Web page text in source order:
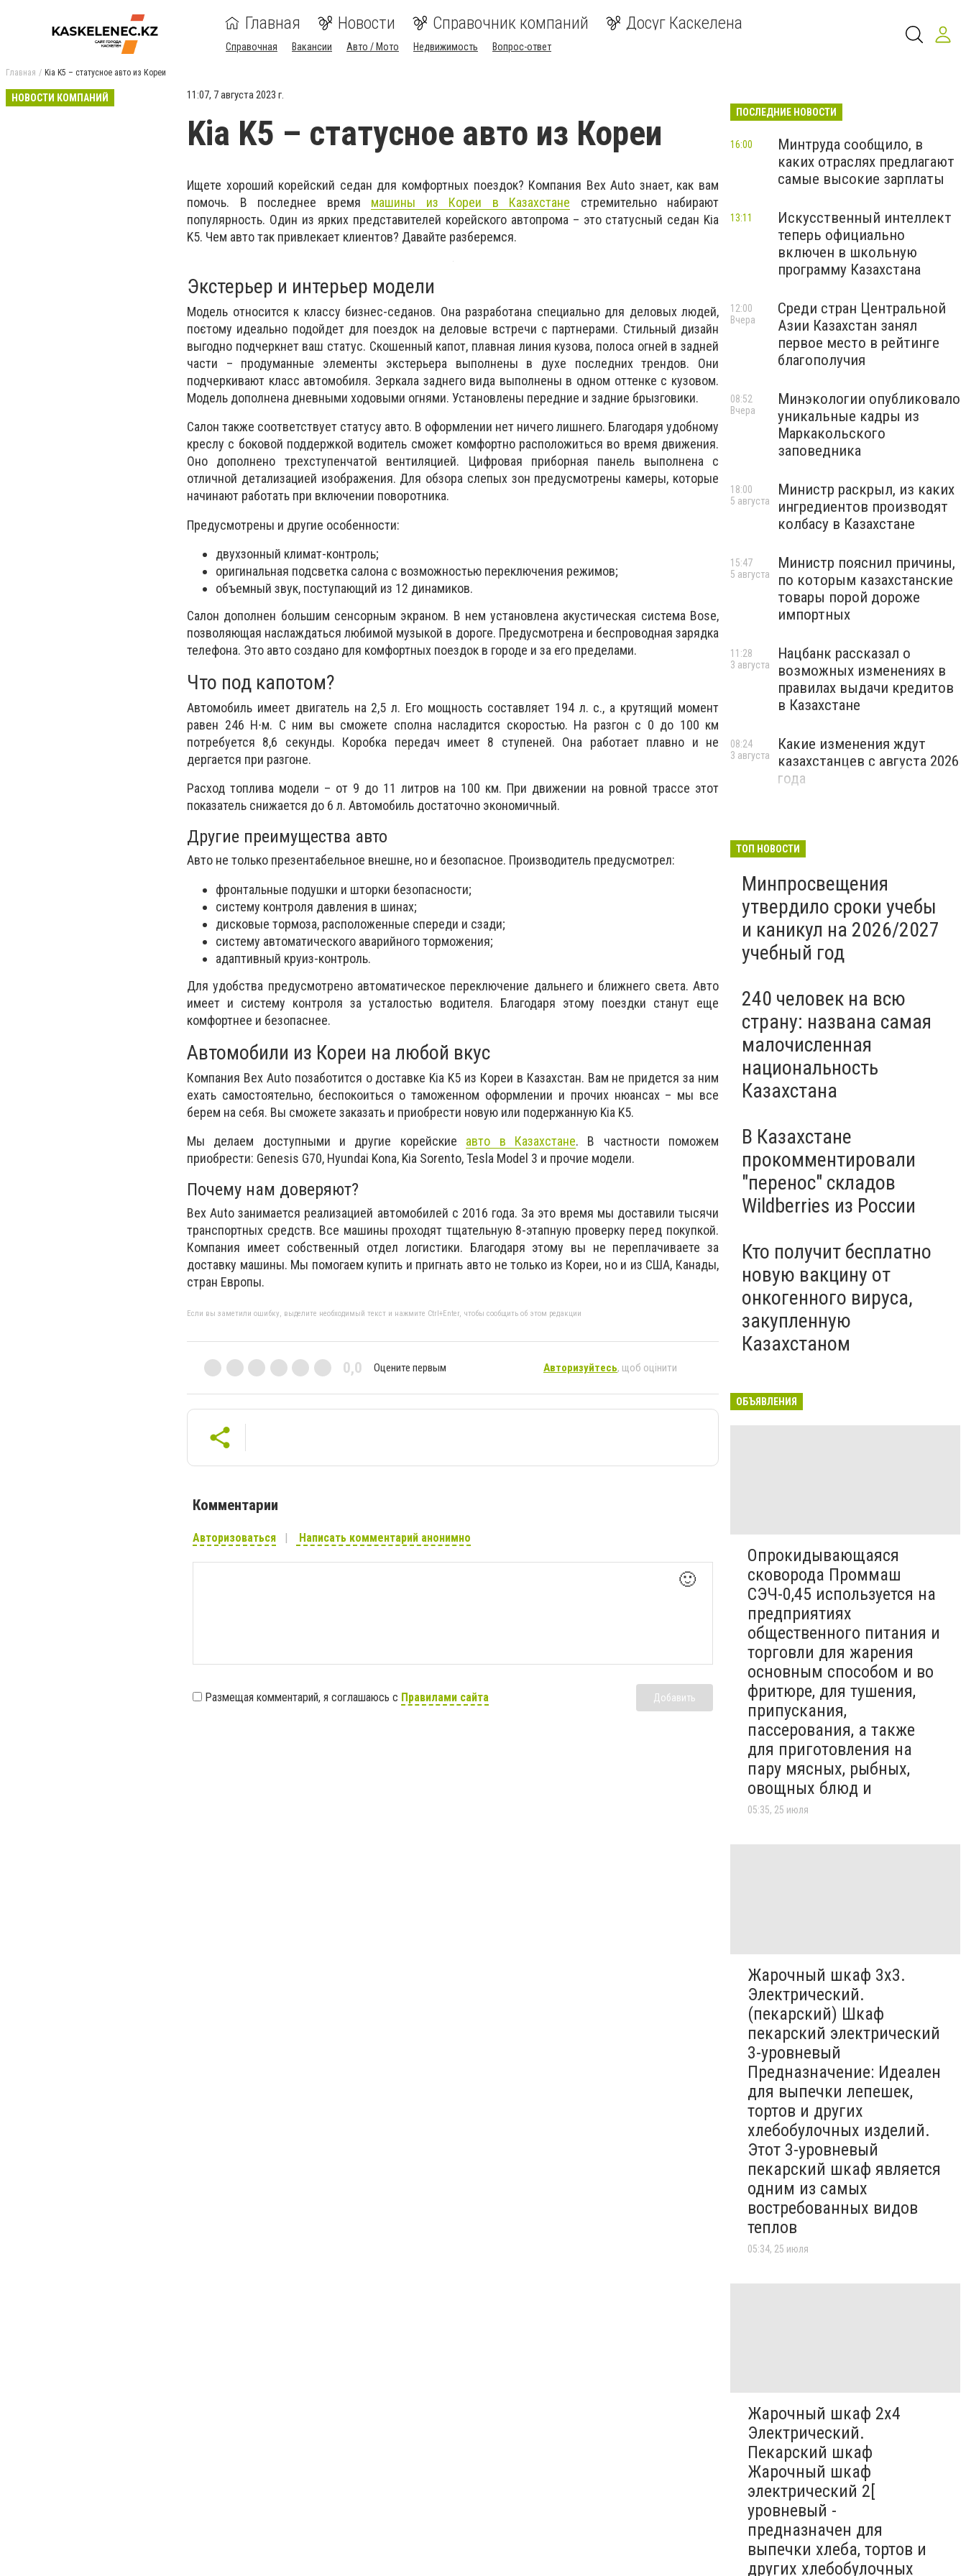
Главная Новости Справочник компаний Досуг Каскелена
Справочная Вакансии Авто / Мото Недвижимость Вопрос-ответ
Главная Kia K5 – статусное авто из Кореи
НОВОСТИ КОМПАНИЙ 11:07, 7 августа 2023 г.
Kia K5 – статусное авто из Кореи
Ищете хороший корейский седан для комфортных поездок? Компания Bex Auto знает, как вам
помочь. В последнее время машины из Кореи в Казахстане стремительно набирают
популярность. Один из ярких представителей корейского автопрома – это статусный седан Kia
K5. Чем авто так привлекает клиентов? Давайте разберемся.
Экстерьер и интерьер модели
Модель относится к классу бизнес-седанов. Она разработана специально для деловых людей,
поєтому идеально подойдет для поездок на деловые встречи с партнерами. Стильный дизайн
выгодно подчеркнет ваш статус. Скошенный капот, плавная линия кузова, полоса огней в задней
части – продуманные элементы экстерьера выполнены в духе последних трендов. Они
подчеркивают класс автомобиля. Зеркала заднего вида выполнены в одном оттенке с кузовом.
Модель дополнена дневными ходовыми огнями. Установлены передние и задние брызговики.
Салон также соответствует статусу авто. В оформлении нет ничего лишнего. Благодаря удобному
креслу с боковой поддержкой водитель сможет комфортно расположиться во время движения.
Оно дополнено трехступенчатой вентиляцией. Цифровая приборная панель выполнена с
отличной детализацией изображения. Для обзора слепых зон предусмотрены камеры, которые
начинают работать при включении поворотника.
Предусмотрены и другие особенности:
двухзонный климат-контроль;
оригинальная подсветка салона с возможностью переключения режимов;
объемный звук, поступающий из 12 динамиков.
Салон дополнен большим сенсорным экраном. В нем установлена акустическая система Bose,
позволяющая наслаждаться любимой музыкой в дороге. Предусмотрена и беспроводная зарядка
телефона. Это авто создано для комфортных поездок в городе и за его пределами.
Что под капотом?
Автомобиль имеет двигатель на 2,5 л. Его мощность составляет 194 л. с., а крутящий момент
равен 246 Н∙м. С ним вы сможете сполна насладится скоростью. На разгон с 0 до 100 км
потребуется 8,6 секунды. Коробка передач имеет 8 ступеней. Она работает плавно и не
дергается при разгоне.
Расход топлива модели – от 9 до 11 литров на 100 км. При движении на ровной трассе этот
показатель снижается до 6 л. Автомобиль достаточно экономичный.
Другие преимущества авто
Авто не только презентабельное внешне, но и безопасное. Производитель предусмотрел:
фронтальные подушки и шторки безопасности;
систему контроля давления в шинах;
дисковые тормоза, расположенные спереди и сзади;
систему автоматического аварийного торможения;
адаптивный круиз-контроль.
Для удобства предусмотрено автоматическое переключение дальнего и ближнего света. Авто
имеет и систему контроля за усталостью водителя. Благодаря этому поездки станут еще
комфортнее и безопаснее.
Автомобили из Кореи на любой вкус
Компания Bex Auto позаботится о доставке Kia K5 из Кореи в Казахстан. Вам не придется за ним
ехать самостоятельно, беспокоиться о таможенном оформлении и прочих нюансах – мы все
берем на себя. Вы сможете заказать и приобрести новую или подержанную Kia K5.
Мы делаем доступными и другие корейские авто в Казахстане. В частности поможем
приобрести: Genesis G70, Hyundai Kona, Kia Sorento, Tesla Model 3 и прочие модели.
Почему нам доверяют?
Bex Auto занимается реализацией автомобилей с 2016 года. За это время мы доставили тысячи
транспортных средств. Все машины проходят тщательную 8-этапную проверку перед покупкой.
Компания имеет собственный отдел логистики. Благодаря этому вы не переплачиваете за
доставку машины. Мы помогаем купить и пригнать авто не только из Кореи, но и из США, Канады,
стран Европы.
Если вы заметили ошибку, выделите необходимый текст и нажмите Ctrl+Enter, чтобы сообщить об этом редакции
0,0 Оцените первым Авторизуйтесь, щоб оцінити
Комментарии
Авторизоваться Написать комментарий анонимно
🙂
Размещая комментарий, я соглашаюсь с Правилами сайта Добавить
ПОСЛЕДНИЕ НОВОСТИ
Минтруда сообщило, в
каких отраслях предлагают
самые высокие зарплаты
16:00
Искусственный интеллект
теперь официально
включен в школьную
программу Казахстана
13:11
Среди стран Центральной
Азии Казахстан занял
первое место в рейтинге
благополучия
12:00
Вчера
Минэкологии опубликовало
уникальные кадры из
Маркакольского
заповедника
08:52
Вчера
Министр раскрыл, из каких
ингредиентов производят
колбасу в Казахстане
18:00
5 августа
Министр пояснил причины,
по которым казахстанские
товары порой дороже
импортных
15:47
5 августа
Нацбанк рассказал о
возможных изменениях в
правилах выдачи кредитов
в Казахстане
11:28
3 августа
Какие изменения ждут
казахстанцев с августа 2026
года
08:24
3 августа
ТОП НОВОСТИ
Минпросвещения
утвердило сроки учебы
и каникул на 2026/2027
учебный год
240 человек на всю
страну: названа самая
малочисленная
национальность
Казахстана
В Казахстане
прокомментировали
"перенос" складов
Wildberries из России
Кто получит бесплатно
новую вакцину от
онкогенного вируса,
закупленную
Казахстаном
ОБЪЯВЛЕНИЯ
Опрокидывающаяся
сковорода Проммаш
СЭЧ-0,45 используется на
предприятиях
общественного питания и
торговли для жарения
основным способом и во
фритюре, для тушения,
припускания,
пассерования, а также
для приготовления на
пару мясных, рыбных,
овощных блюд и
05:35, 25 июля
Жарочный шкаф 3х3.
Электрический.
(пекарский) Шкаф
пекарский электрический
3-уровневый
Предназначение: Идеален
для выпечки лепешек,
тортов и других
хлебобулочных изделий.
Этот 3-уровневый
пекарский шкаф является
одним из самых
востребованных видов
теплов
05:34, 25 июля
Жарочный шкаф 2х4
Электрический.
Пекарский шкаф
Жарочный шкаф
электрический 2[
уровневый -
предназначен для
выпечки хлеба, тортов и
других хлебобулочных